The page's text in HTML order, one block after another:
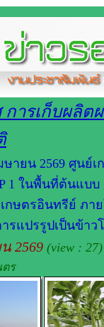
การเก็บผลิ
ษายน 2569 ศูนย์
1 ในพื้นที่ต้นแ
กษตรอินทรีย์ ภา
รแปรรูปเป็นข้าว
2569 (view : 27)
ร